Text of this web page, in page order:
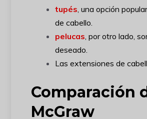
tupés, una opción
de cabello.
pelucas, por otro lado,
deseado.
Las extensiones de
Comparación
McGraw